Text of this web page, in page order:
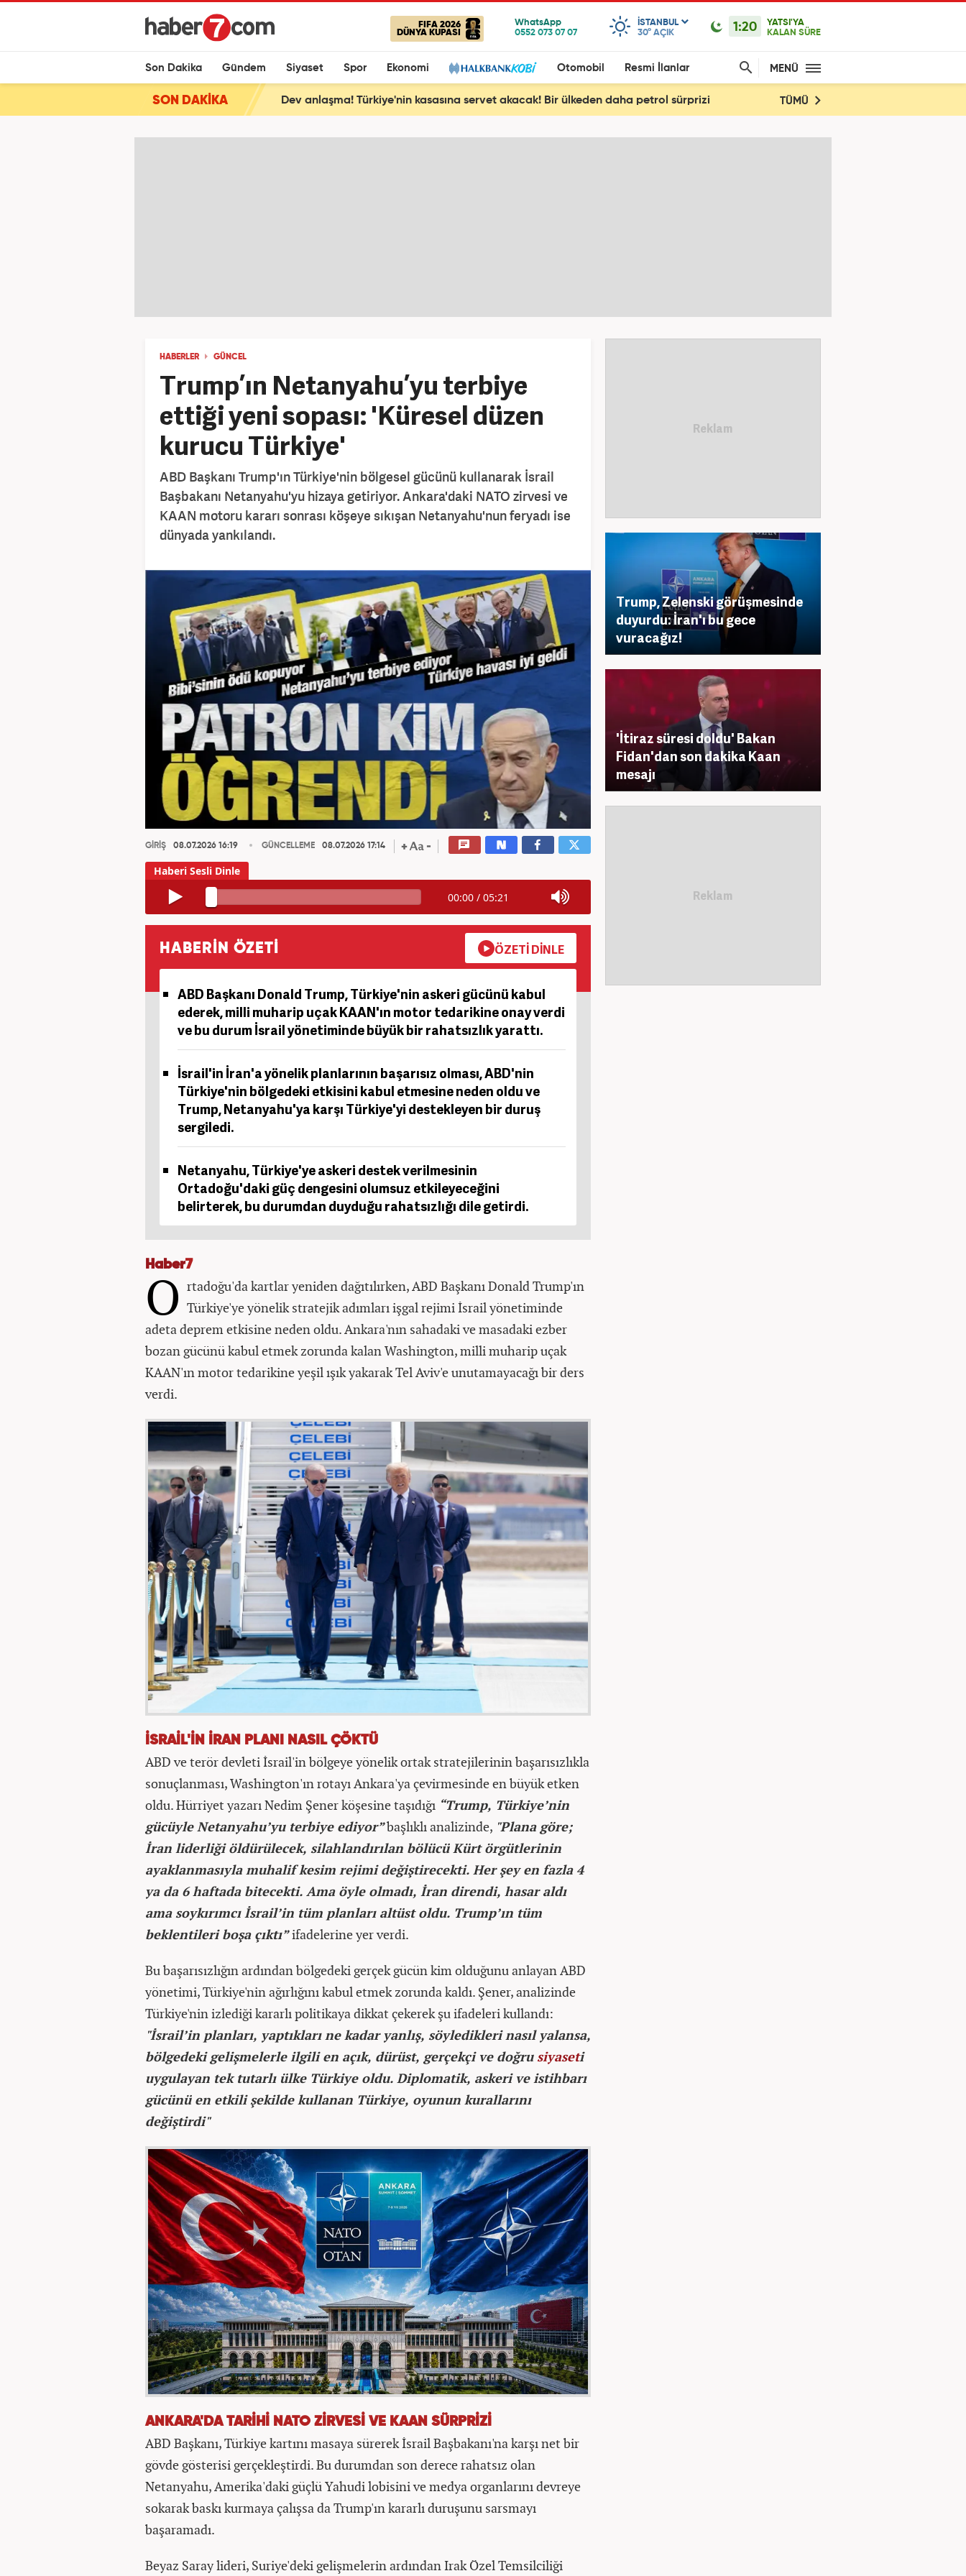
FIFA 2026
DÜNYA KUPASI
ISTANBUL
30° AÇIK 1:20
YATSI'YA
KALAN SÜRE
Son Dakika Gündem Siyaset Spor Ekonomi Otomobil Resmi İlanlar MENÜ
SON DAKİKA Dev anlaşma! Türkiye'nin kasasına servet akacak! Bir ülkeden daha petrol sürprizi TÜMÜ
HABERLER GÜNCEL
Trump’ın Netanyahu’yu terbiye
ettiği yeni sopası: 'Küresel düzen
kurucu Türkiye'
ABD Başkanı Trump'ın Türkiye'nin bölgesel gücünü kullanarak İsrail
Başbakanı Netanyahu'yu hizaya getiriyor. Ankara'daki NATO zirvesi ve
KAAN motoru kararı sonrası köşeye sıkışan Netanyahu'nun feryadı ise
dünyada yankılandı.
GİRİŞ 08.07.2026 16:19 GÜNCELLEME 08.07.2026 17:14
00:00 / 05:21
HABERİN ÖZETİ ÖZETİ DİNLE
ABD Başkanı Donald Trump, Türkiye'nin askeri gücünü kabul
ederek, milli muharip uçak KAAN'ın motor tedarikine onay verdi
ve bu durum İsrail yönetiminde büyük bir rahatsızlık yarattı.
İsrail'in İran'a yönelik planlarının başarısız olması, ABD'nin
Türkiye'nin bölgedeki etkisini kabul etmesine neden oldu ve
Trump, Netanyahu'ya karşı Türkiye'yi destekleyen bir duruş
sergiledi.
Netanyahu, Türkiye'ye askeri destek verilmesinin
Ortadoğu'daki güç dengesini olumsuz etkileyeceğini
belirterek, bu durumdan duyduğu rahatsızlığı dile getirdi.
Haber7
O rtadoğu'da kartlar yeniden dağıtılırken, ABD Başkanı Donald Trump'ın
Türkiye'ye yönelik stratejik adımları işgal rejimi İsrail yönetiminde
adeta deprem etkisine neden oldu. Ankara'nın sahadaki ve masadaki ezber
bozan gücünü kabul etmek zorunda kalan Washington, milli muharip uçak
KAAN'ın motor tedarikine yeşil ışık yakarak Tel Aviv'e unutamayacağı bir ders
verdi.
İSRAİL'İN İRAN PLANI NASIL ÇÖKTÜ
ABD ve terör devleti İsrail'in bölgeye yönelik ortak stratejilerinin başarısızlıkla
sonuçlanması, Washington'ın rotayı Ankara'ya çevirmesinde en büyük etken
oldu. Hürriyet yazarı Nedim Şener köşesine taşıdığı “Trump, Türkiye’nin
gücüyle Netanyahu’yu terbiye ediyor”başlıklı analizinde, "Plana göre;
İran liderliği öldürülecek, silahlandırılan bölücü Kürt örgütlerinin
ayaklanmasıyla muhalif kesim rejimi değiştirecekti. Her şey en fazla 4
ya da 6 haftada bitecekti. Ama öyle olmadı, İran direndi, hasar aldı
ama soykırımcı İsrail’in tüm planları altüst oldu. Trump’ın tüm
beklentileri boşa çıktı”ifadelerine yer verdi.
Bu başarısızlığın ardından bölgedeki gerçek gücün kim olduğunu anlayan ABD
yönetimi, Türkiye'nin ağırlığını kabul etmek zorunda kaldı. Şener, analizinde
Türkiye'nin izlediği kararlı politikaya dikkat çekerek şu ifadeleri kullandı:
"İsrail’in planları, yaptıkları ne kadar yanlış, söyledikleri nasıl yalansa,
bölgedeki gelişmelerle ilgili en açık, dürüst, gerçekçi ve doğrusiyaseti
uygulayan tek tutarlı ülke Türkiye oldu. Diplomatik, askeri ve istihbarı
gücünü en etkili şekilde kullanan Türkiye, oyunun kurallarını
değiştirdi"
ANKARA'DA TARİHİ NATO ZİRVESİ VE KAAN SÜRPRİZİ
ABD Başkanı, Türkiye kartını masaya sürerek İsrail Başbakanı'na karşı net bir
gövde gösterisi gerçekleştirdi. Bu durumdan son derece rahatsız olan
Netanyahu, Amerika'daki güçlü Yahudi lobisini ve medya organlarını devreye
sokarak baskı kurmaya çalışsa da Trump'ın kararlı duruşunu sarsmayı
başaramadı.
Beyaz Saray lideri, Suriye'deki gelişmelerin ardından Irak Özel Temsilciliği
Trump, Zelenski görüşmesinde
duyurdu: İran'ı bu gece
vuracağız!
'İtiraz süresi doldu' Bakan
Fidan'dan son dakika Kaan
mesajı